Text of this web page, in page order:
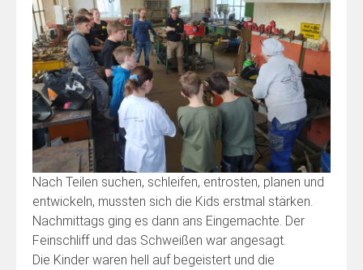
Nach Teilen suchen, schleifen, entrosten, planen und
entwickeln, mussten sich die Kids erstmal stärken.
Nachmittags ging es dann ans Eingemachte. Der
Feinschliff und das Schweißen war angesagt.
Die Kinder waren hell auf begeistert und die